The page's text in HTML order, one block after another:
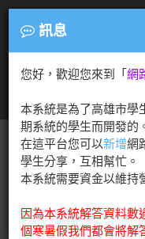
注意
歡迎您來到「新增解答
新增時請提交完整解答
複製貼上圖片網址！
閱讀
訊息
您好，歡迎您來到「網
本系統是為了高雄市學
期系統的學生而開發的
在這平台您可以新增網
學生分享，互相幫忙。
本系統需要資金以維持
因為本系統解答資料數
個寒暑假我們都會將解
方便您找尋網路